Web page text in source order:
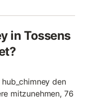
in Tossens
den
mitzunehmen, 76